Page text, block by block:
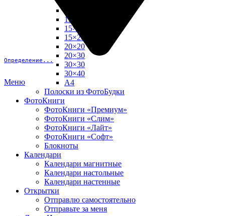
Определение...
Меню
13×18
15×15
15×20
20×20
20×30
30×30
30×40
A4
Полоски из ФотоБудки
ФотоКниги
ФотоКниги «Премиум»
ФотоКниги «Слим»
ФотоКниги «Лайт»
ФотоКниги «Софт»
Блокноты
Календари
Календари магнитные
Календари настольные
Календари настенные
Открытки
Отправлю самостоятельно
Отправьте за меня